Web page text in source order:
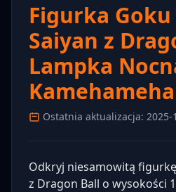
Figurka
Saiyan z
Lampka
Ostatnia aktualizacja: 2025-
Odkryj niesamowitą
z Dragon Ball o wysokości